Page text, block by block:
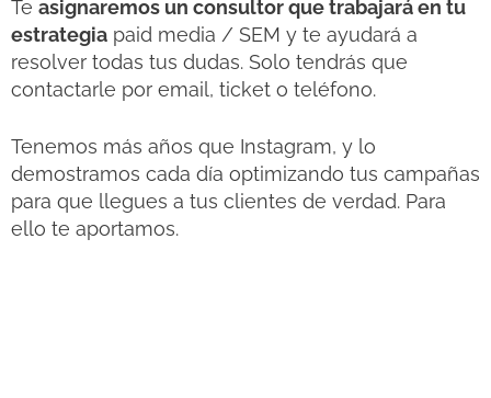
Te asignaremos un consultor que trabajará en tu
estrategia paid media / SEM y te ayudará a
resolver todas tus dudas. Solo tendrás que
contactarle por email, ticket o teléfono.
Tenemos más años que Instagram, y lo
demostramos cada día optimizando tus campañas
para que llegues a tus clientes de verdad. Para
ello te aportamos.